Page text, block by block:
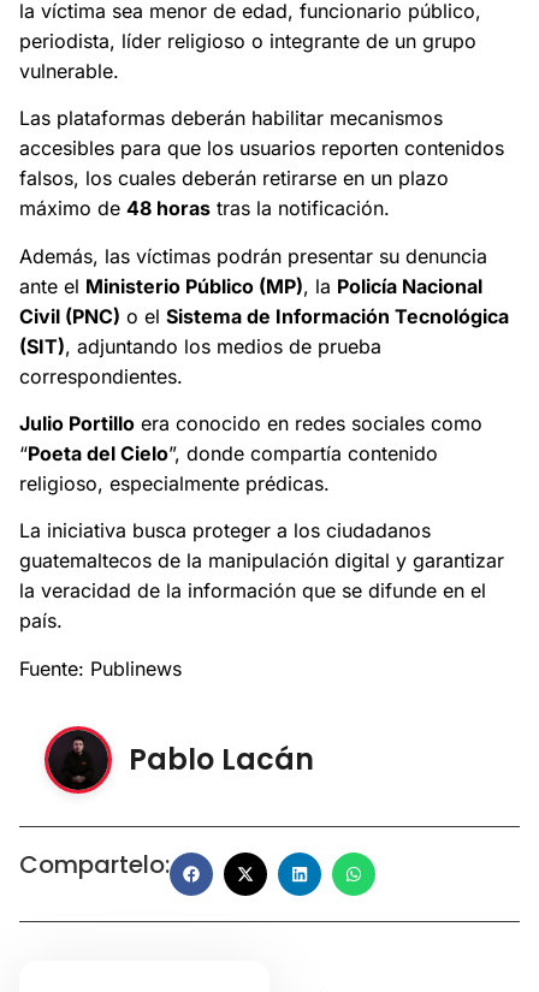
la víctima sea menor de edad, funcionario público,
periodista, líder religioso o integrante de un grupo
vulnerable.
Las plataformas deberán habilitar mecanismos
accesibles para que los usuarios reporten contenidos
falsos, los cuales deberán retirarse en un plazo
máximo de 48 horas tras la notificación.
Además, las víctimas podrán presentar su denuncia
ante el Ministerio Público (MP), la Policía Nacional
Civil (PNC) o el Sistema de Información Tecnológica
(SIT), adjuntando los medios de prueba
correspondientes.
Julio Portillo era conocido en redes sociales como
“Poeta del Cielo”, donde compartía contenido
religioso, especialmente prédicas.
La iniciativa busca proteger a los ciudadanos
guatemaltecos de la manipulación digital y garantizar
la veracidad de la información que se difunde en el
país.
Fuente: Publinews
Pablo Lacán
Compartelo: